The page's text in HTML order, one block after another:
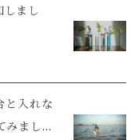
まし
と入れな
みまし